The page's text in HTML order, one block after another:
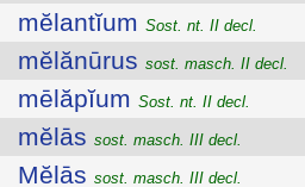
mĕlantĭum Sost. nt. II decl.
mĕlănūrus sost. masch. II decl.
mēlăpĭum Sost. nt. II decl.
mĕlās sost. masch. III decl.
Mĕlās sost. masch. III decl.